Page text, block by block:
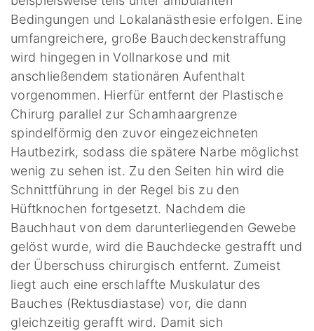
Bedingungen und Lokalanästhesie erfolgen. Eine
umfangreichere, große Bauchdeckenstraffung
wird hingegen in Vollnarkose und mit
anschließendem stationären Aufenthalt
vorgenommen. Hierfür entfernt der Plastische
Chirurg parallel zur Schamhaargrenze
spindelförmig den zuvor eingezeichneten
Hautbezirk, sodass die spätere Narbe möglichst
wenig zu sehen ist. Zu den Seiten hin wird die
Schnittführung in der Regel bis zu den
Hüftknochen fortgesetzt. Nachdem die
Bauchhaut von dem darunterliegenden Gewebe
gelöst wurde, wird die Bauchdecke gestrafft und
der Überschuss chirurgisch entfernt. Zumeist
liegt auch eine erschlaffte Muskulatur des
Bauches (Rektusdiastase) vor, die dann
gleichzeitig gerafft wird. Damit sich